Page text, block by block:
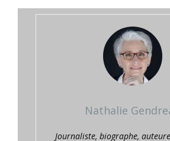
Nathalie
Journaliste, biographe,